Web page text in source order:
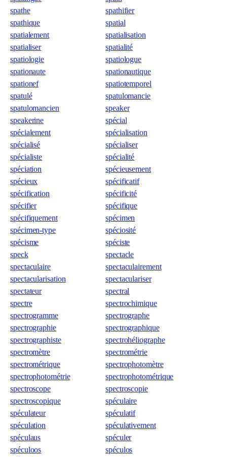
spathe
spathifier
spathique
spatial
spatialement
spatialisation
spatialiser
spatialité
spatiologie
spatiologue
spationaute
spationautique
spationef
spatiotemporel
spatulé
spatulomancie
spatulomancien
speaker
speakerine
spécial
spécialement
spécialisation
spécialisé
spécialiser
spécialiste
spécialité
spéciation
spécieusement
spécieux
spécificatif
spécification
spécificité
spécifier
spécifique
spécifiquement
spécimen
spécimen-type
spéciosité
spécisme
spéciste
speck
spectacle
spectaculaire
spectaculairement
spectacularisation
spectaculariser
spectateur
spectral
spectre
spectrochimique
spectrogramme
spectrographe
spectrographie
spectrographique
spectrographiste
spectrohéliographe
spectromètre
spectrométrie
spectrométrique
spectrophotomètre
spectrophotométrie
spectrophotométrique
spectroscope
spectroscopie
spectroscopique
spéculaire
spéculateur
spéculatif
spéculation
spéculativement
spéculaus
spéculer
spéculoos
spéculos